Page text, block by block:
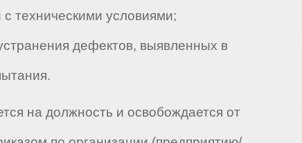
с техническими условиями;
дефектов, выявленных в
на должность и освобождается от